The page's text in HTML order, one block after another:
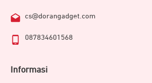
cs@dorangadget.com
087834601568
Informasi